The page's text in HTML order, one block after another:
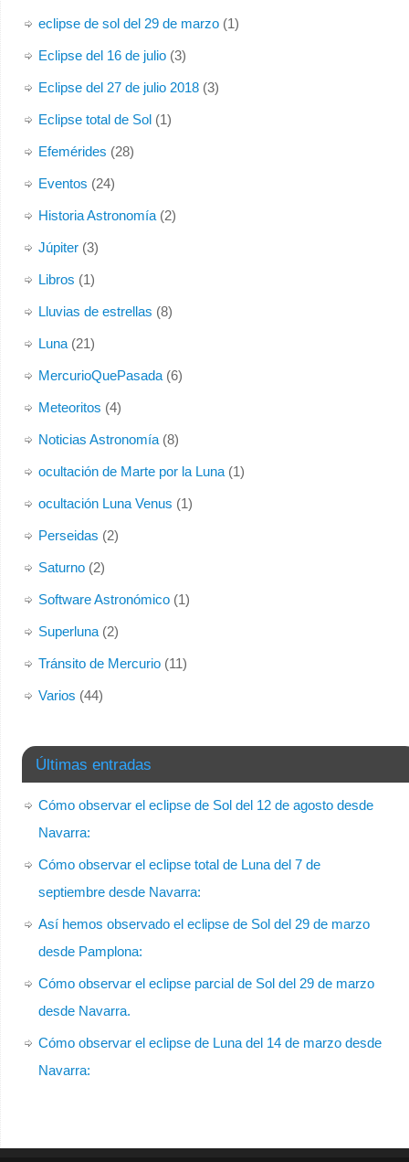
eclipse de sol del 29 de marzo(1)
Eclipse del 16 de julio(3)
Eclipse del 27 de julio 2018(3)
Eclipse total de Sol(1)
Efemérides (28)
Eventos (24)
Historia Astronomía(2)
Júpiter(3)
Libros (1)
Lluvias de estrellas (8)
Luna(21)
MercurioQuePasada(6)
Meteoritos (4)
Noticias Astronomía(8)
ocultación de Marte por la Luna(1)
ocultación Luna Venus (1)
Perseidas (2)
Saturno(2)
Software Astronómico(1)
Superluna(2)
Tránsito de Mercurio(11)
Varios (44)
Últimas entradas
Cómo observar el eclipse de Sol del 12 de agosto desde
Navarra:
Cómo observar el eclipse total de Luna del 7 de
septiembre desde Navarra:
Así hemos observado el eclipse de Sol del 29 de marzo
desde Pamplona:
Cómo observar el eclipse parcial de Sol del 29 de marzo
desde Navarra.
Cómo observar el eclipse de Luna del 14 de marzo desde
Navarra: